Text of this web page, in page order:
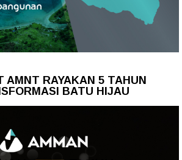
AMNT RAYAKAN 5 TAHUN
BATU HIJAU